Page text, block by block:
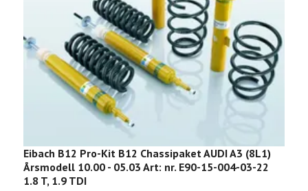
Eibach B12 Pro-Kit B12 Chassipaket AUDI A3 (8L1)
Årsmodell 10.00 - 05.03 Art: nr. E90-15-004-03-22
1.8 T, 1.9 TDI